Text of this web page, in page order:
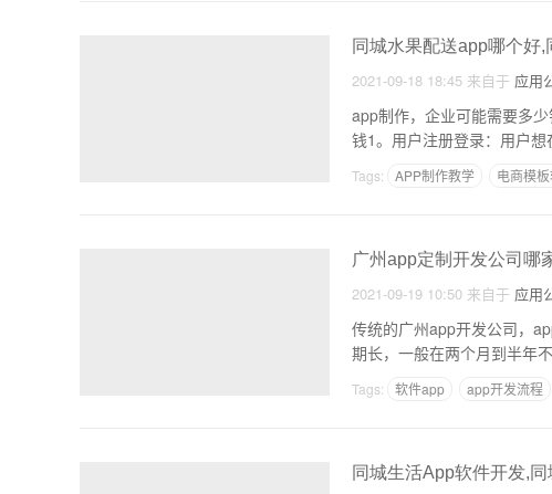
同城水果配送app哪个好
2021-09-18 18:45 来自于 应用
app制作，企业可能需要多少钱 开发的一个水果超市APP可能需要多少钱 开发的一个水果超市APP可能
钱1。用户注册登录：用户
Tags: APP制作教学 电商模
广州app定制开发公司哪
2021-09-19 10:50 来自于 应用
传统的广州app开发公司，
期长，一般在两个月到半年
Tags: 软件app app开发流程
同城生活App软件开发,